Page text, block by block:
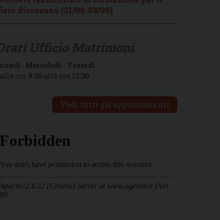
diocesano (31/08-03/09)
- Mercoledì - Venerdì
ore 9:30 alle ore 12:30
Vedi tutti gli appuntamenti